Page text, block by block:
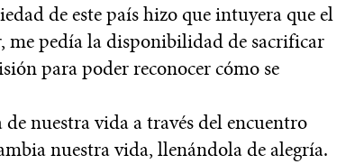
de este país hizo que intuyera que el
me pedía la disponibilidad de sacrificar
para poder reconocer cómo se
nuestra vida a través del encuentro
nuestra vida, llenándola de alegría.